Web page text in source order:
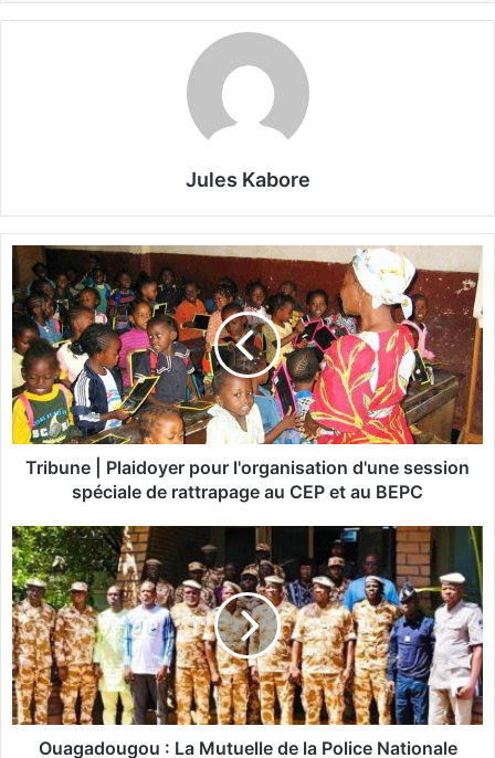
Jules Kabore
T
i
b
u
n
e
|
P
d
o
y
e
r
p
o
u
r
Tribune | Plaidoyer pour l'organisation d'une session
spéciale de rattrapage au CEP et au BEPC
O
u
a
g
a
d
o
u
g
Ouagadougou : La Mutuelle de la Police Nationale